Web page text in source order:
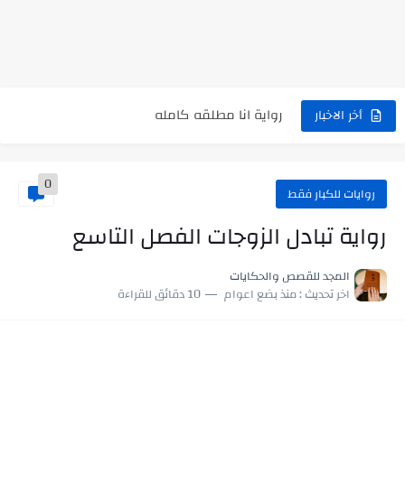
أخر الاخبار
رواية رجعت من السفر فجأه كامله
سر شراب ابني كامله روايات للكبار فقط 0
رواية تبادل الزوجات الفصل التاسع
المجد للقصص والحكايات
اخر تحديث :منذ بضع اعوام 10 دقائق للقراءة